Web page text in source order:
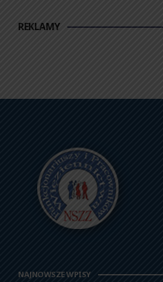
REKLAMY
NAJNOWSZE WPISY